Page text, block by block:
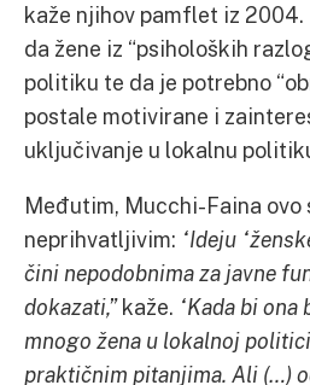
kaže njihov pamflet iz
da žene iz “psiholoških
politiku te da je potrebno
postale motivirane i
uključivanje u lokalnu
Međutim, Mucchi-Faina ovo
neprihvatljivim: “Ideju
čini nepodobnima za javne
dokazati,”kaže. “Kada bi
mnogo žena u lokalnoj
praktičnim pitanjima. Ali (…)